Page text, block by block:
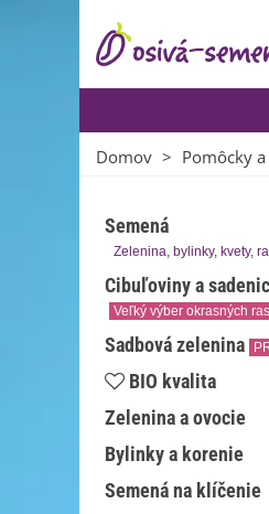
Domov > Pomôcky
Semená
Zelenina, bylinky, kvety,
Cibuľoviny a
Veľký výber okrasných
Sadbová zelenina
BIO kvalita
Zelenina a ovocie
Bylinky a korenie
Semená na klíčenie